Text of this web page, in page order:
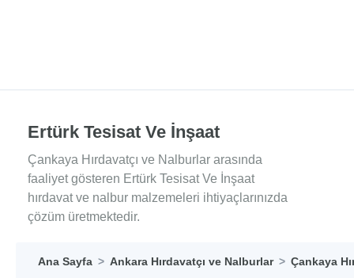
Ertürk Tesisat Ve İnşaat
Çankaya Hırdavatçı ve Nalburlar arasında
faaliyet gösteren Ertürk Tesisat Ve İnşaat
hırdavat ve nalbur malzemeleri ihtiyaçlarınızda
çözüm üretmektedir.
Ana Sayfa Ankara Hırdavatçı ve Nalburlar Çankaya